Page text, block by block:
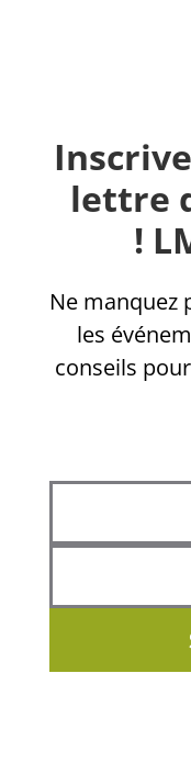
lettre
Ne manquez
les
conseils